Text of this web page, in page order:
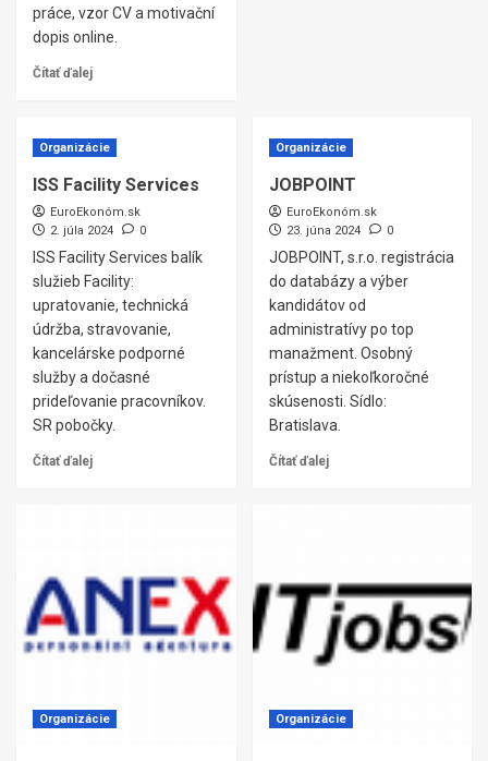
práce, vzor CV a motivační
dopis online.
Čítať ďalej
Organizácie
ISS Facility Services
EuroEkonóm.sk
2. júla 2024
0
ISS Facility Services balík
služieb Facility:
upratovanie, technická
údržba, stravovanie,
kancelárske podporné
služby a dočasné
prideľovanie pracovníkov.
SR pobočky.
Čítať ďalej
Organizácie
JOBPOINT
EuroEkonóm.sk
23. júna 2024
0
JOBPOINT, s.r.o. registrácia
do databázy a výber
kandidátov od
administratívy po top
manažment. Osobný
prístup a niekoľkoročné
skúsenosti. Sídlo:
Bratislava.
Čítať ďalej
Organizácie Organizácie